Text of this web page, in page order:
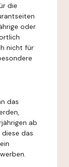
die
oder
nicht für
das
ab
das